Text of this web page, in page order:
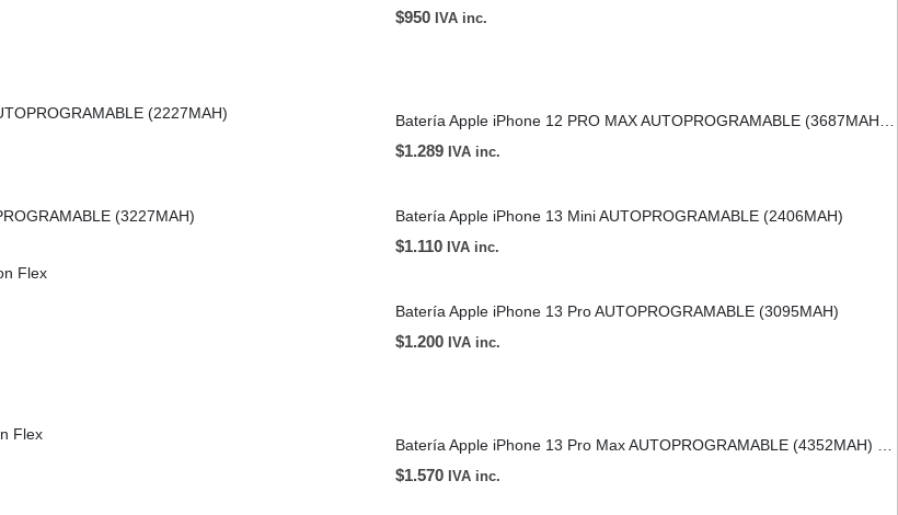
$950 IVA inc.
(2227MAH)
$1.289 IVA inc.
(3227MAH) Batería Apple iPhone 13 Mini AUTOPROGRAMABLE (2406MAH)
$1.110 IVA inc.
Flex
Batería Apple iPhone 13 Pro AUTOPROGRAMABLE (3095MAH)
$1.200 IVA inc.
Flex
$1.570 IVA inc.